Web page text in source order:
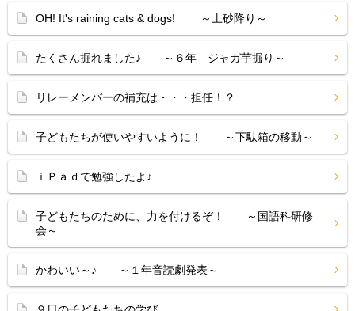
OH! It's raining cats & dogs! ～土砂降り～
たくさん掘れました♪ ～６年 ジャガ芋掘り～
リレーメンバーの補充は・・・担任！？
子どもたちが使いやすいように！ ～下駄箱の移動～
ｉＰａｄで勉強したよ♪
子どもたちのために、力を付けるぞ！ ～国語科研修
会～
かわいい～♪ ～１年音読劇発表～